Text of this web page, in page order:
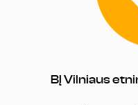
BĮ Vilniaus